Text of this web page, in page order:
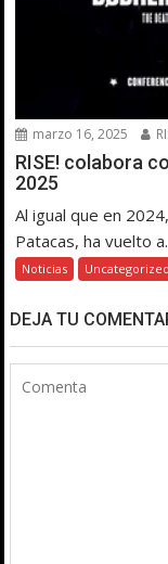
marzo 16, 2025
RISE! colabora
2025
Al igual que en
Patacas, ha vuelto
Noticias Uncategorized
DEJA TU